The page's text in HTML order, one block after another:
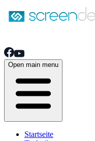
Open main menu
Startseite